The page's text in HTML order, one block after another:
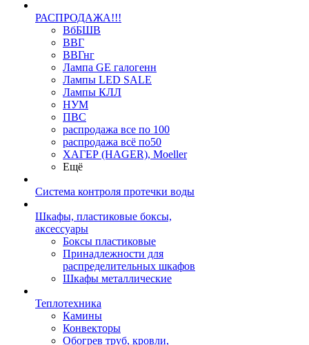
РАСПРОДАЖА!!!
ВбБШВ
ВВГ
ВВГнг
Лампа GE галогенн
Лампы LED SALE
Лампы КЛЛ
НУМ
ПВС
распродажа все по 100
распродажа всё по50
ХАГЕР (HAGER), Moeller
Ещё
Система контроля протечки воды
Шкафы, пластиковые боксы,
аксессуары
Боксы пластиковые
Принадлежности для
распределительных шкафов
Шкафы металлические
Теплотехника
Камины
Конвекторы
Обогрев труб, кровли,